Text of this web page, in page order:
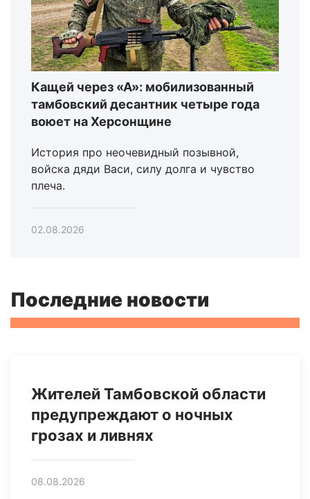
Кащей через «А»: мобилизованный
тамбовский десантник четыре года
воюет на Херсонщине
История про неочевидный позывной,
войска дяди Васи, силу долга и чувство
плеча.
02.08.2026
Последние новости
Жителей Тамбовской области
предупреждают о ночных
грозах и ливнях
08.08.2026